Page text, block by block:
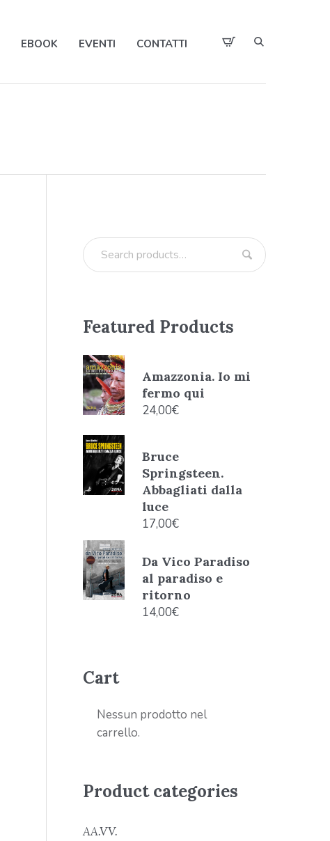
EBOOK EVENTI CONTATTI
Featured Products
Amazzonia. Io mi
fermo qui
24,00€
Bruce
Springsteen.
Abbagliati dalla
luce
17,00€
Da Vico Paradiso
al paradiso e
ritorno
14,00€
Cart
Nessun prodotto nel
carrello.
Product categories
AA.VV.